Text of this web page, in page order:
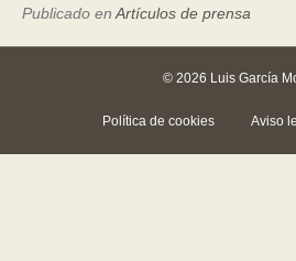
Publicado en Artículos de prensa
© 2026 Luis García
Política de cookies Aviso